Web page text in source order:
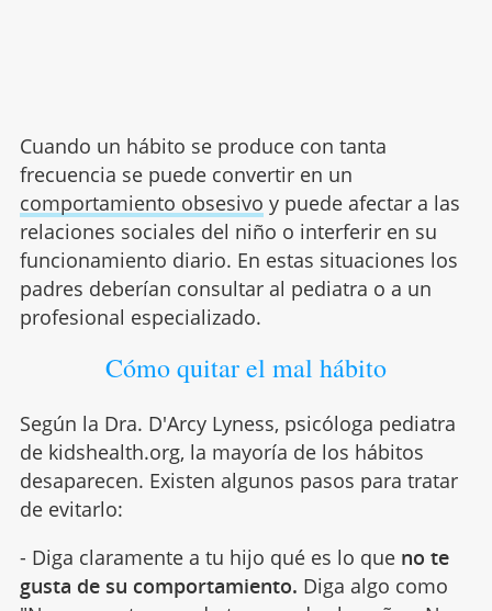
Cuando un hábito se produce con tanta
frecuencia se puede convertir en un
comportamiento obsesivo y puede afectar a las
relaciones sociales del niño o interferir en su
funcionamiento diario. En estas situaciones los
padres deberían consultar al pediatra o a un
profesional especializado.
Cómo quitar el mal hábito
Según la Dra. D'Arcy Lyness, psicóloga pediatra
de kidshealth.org, la mayoría de los hábitos
desaparecen. Existen algunos pasos para tratar
de evitarlo:
- Diga claramente a tu hijo qué es lo que no te
gusta de su comportamiento. Diga algo como